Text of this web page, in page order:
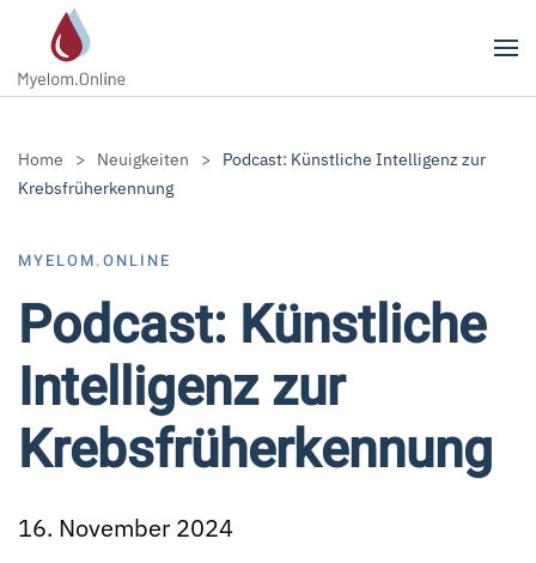
Zum Hauptinhalt springen
Home Neuigkeiten
Podcast: Künstliche Intelligenz zur
Krebsfrüherkennung
MYELOM.ONLINE
Podcast: Künstliche
Intelligenz zur
Krebsfrüherkennung
16. November 2024